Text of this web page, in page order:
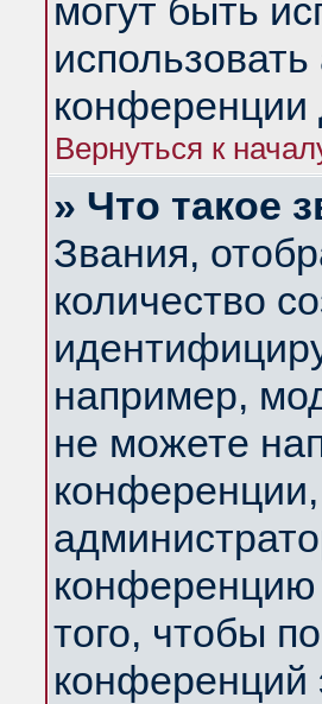
могут быть
конференции
Вернуться к
» Что такое
Звания,
количество
например,
не можете
того, чтобы
конференций